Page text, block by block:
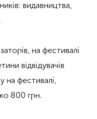
видавництва,
на фестивалі
відвідувачів
на фестивалі,
800 грн.